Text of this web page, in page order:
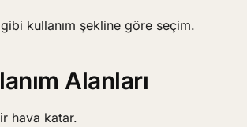
kullanım şekline göre seçim.
Alanları
hava katar.